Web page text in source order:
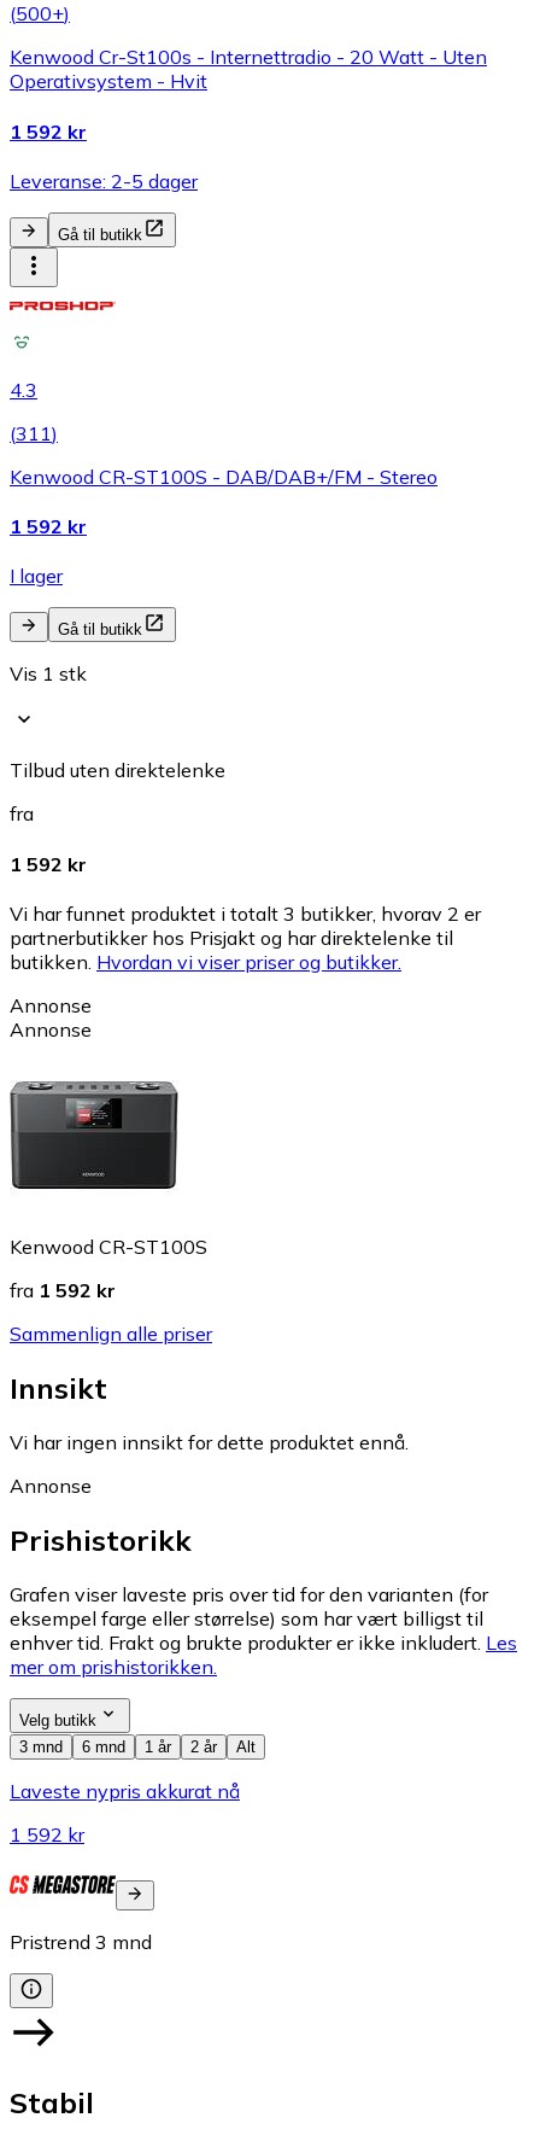
(500+)
Kenwood Cr-St100s - Internettradio - 20 Watt - Uten
Operativsystem - Hvit
1 592 kr
Leveranse: 2-5 dager
Gå til butikk
4.3
(311)
Kenwood CR-ST100S - DAB/DAB+/FM - Stereo
1 592 kr
I lager
Gå til butikk
Vis 1 stk
Tilbud uten direktelenke
fra
1 592 kr
Vi har funnet produktet i totalt 3 butikker, hvorav 2 er
partnerbutikker hos Prisjakt og har direktelenke til
butikken. Hvordan vi viser priser og butikker.
Annonse
Annonse
Kenwood CR-ST100S
fra 1 592 kr
Sammenlign alle priser
Innsikt
Vi har ingen innsikt for dette produktet ennå.
Annonse
Prishistorikk
Grafen viser laveste pris over tid for den varianten (for
eksempel farge eller størrelse) som har vært billigst til
enhver tid. Frakt og brukte produkter er ikke inkludert. Les
mer om prishistorikken.
Velg butikk
3 mnd
6 mnd 1 år 2 år Alt
Laveste nypris akkurat nå
1 592 kr
Pristrend 3 mnd
Stabil